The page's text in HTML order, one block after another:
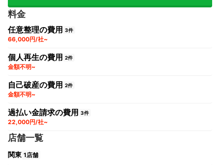
料金
任意整理の費用 3件
66,000円/社~
個人再生の費用 2件
金額不明~
自己破産の費用 2件
金額不明~
過払い金請求の費用 3件
22,000円/社~
店舗一覧
関東 1店舗